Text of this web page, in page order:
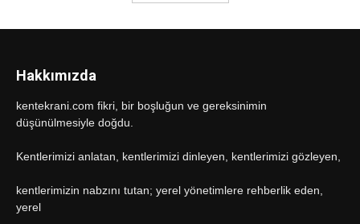
Hakkımızda
kentekrani.com fikri, bir boşluğun ve gereksinimin
düşünülmesiyle doğdu.
Kentlerimizi anlatan, kentlerimizi dinleyen, kentlerimizi gözleyen,
kentlerimizin nabzını tutan; yerel yönetimlere rehberlik eden,
yerel